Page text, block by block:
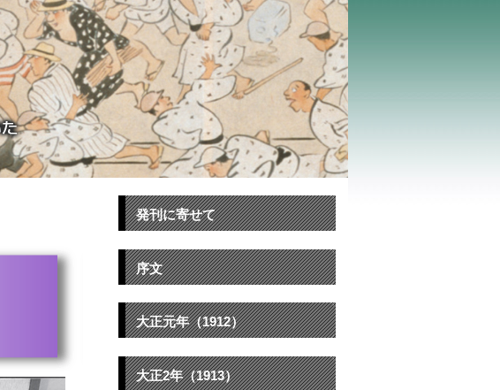
発刊に寄せて
序文
大正元年（1912）
大正2年（1913）